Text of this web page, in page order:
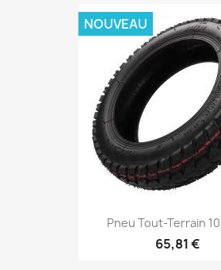
Pneu Tout-Terrain 10
65,81 €
NOUVEAU